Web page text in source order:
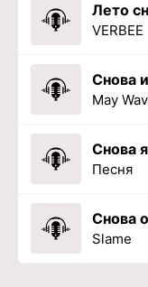
Лето
VERBEE
Снова
May
Песня
Снова
Slame